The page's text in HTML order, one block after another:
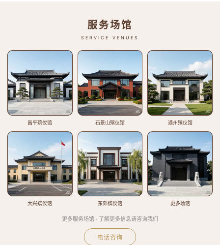
服务场馆
SERVICE VENUES
昌平殡仪馆 石景山殡仪馆 通州殡仪馆
大兴殡仪馆 东郊殡仪馆 更多场馆
更多服务场馆 · 了解更多信息请咨询我们
电话咨询